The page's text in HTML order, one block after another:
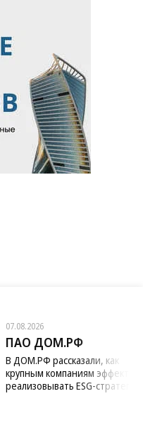
07.08.2026
ПАО ДОМ.РФ
В ДОМ.РФ рассказали, как
крупным компаниям
реализовывать ESG-стратегию